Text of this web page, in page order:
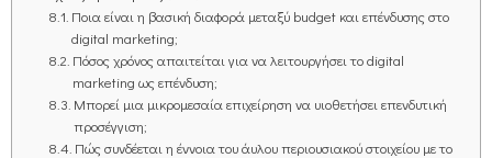
Ποια είναι η βασική διαφορά μεταξύ budget και επένδυσης στο
digital marketing;
Πόσος χρόνος απαιτείται για να λειτουργήσει το digital
marketing ως επένδυση;
Μπορεί μια μικρομεσαία επιχείρηση να υιοθετήσει επενδυτική
προσέγγιση;
Πώς συνδέεται η έννοια του άυλου περιουσιακού στοιχείου με το